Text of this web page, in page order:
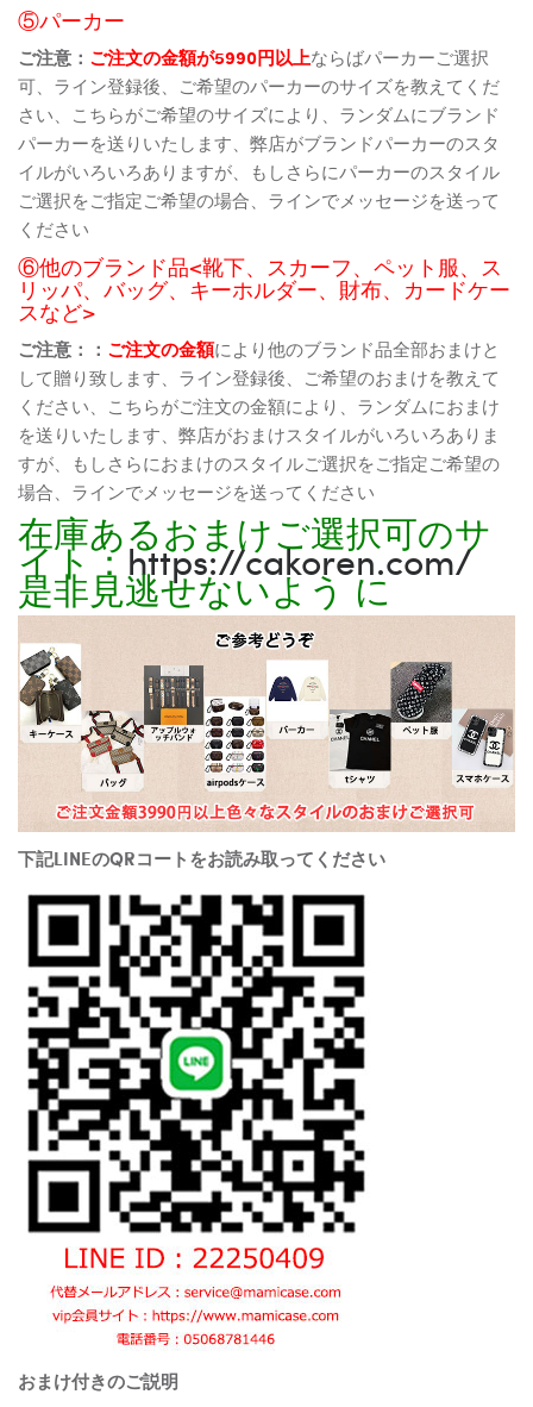
⑤パーカー
ご注意： ご注文の金額が5990円以上ならばパーカーご選択
可、ライン登録後、ご希望のパーカーのサイズを教えてくだ
さい、こちらがご希望のサイズにより、ランダムにブランド
パーカーを送りいたします、弊店がブランドパーカーのスタ
イルがいろいろありますが、もしさらにパーカーのスタイル
ご選択をご指定ご希望の場合、ラインでメッセージを送って
ください
⑥他のブランド品<靴下、スカーフ、ペット服、ス
リッパ、バッグ、キーホルダー、財布、カードケー
スなど>
ご注意：： ご注文の金額により他のブランド品全部おまけと
して贈り致します、ライン登録後、ご希望のおまけを教えて
ください、こちらがご注文の金額により、ランダムにおまけ
を送りいたします、弊店がおまけスタイルがいろいろありま
すが、もしさらにおまけのスタイルご選択をご指定ご希望の
場合、ラインでメッセージを送ってください
在庫あるおまけご選択可のサ
イト：https://cakoren.com/
是非見逃せないよう に
下記LINEのQRコートをお読み取ってください
おまけ付きのご説明